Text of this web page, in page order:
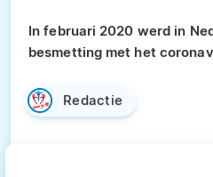
In februari 2020 werd in
besmetting met het
Redactie